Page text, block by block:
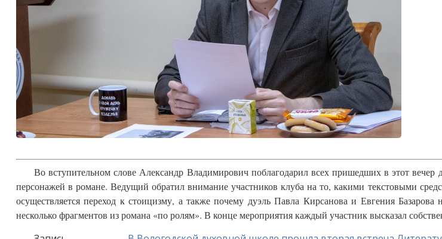
Во вступительном слове Александр Владимирович поблагодарил всех пришедших в этот вечер
персонажей в романе. Ведущий обратил внимание участников клуба на то, какими текстовыми
осуществляется переход к стоицизму, а также почему дуэль Павла Кирсанова и Евгения
несколько фрагментов из романа «по ролям». В конце мероприятия каждый участник высказал